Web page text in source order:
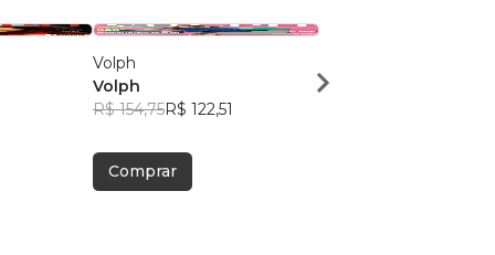
Volph
Volph
R$ 154,75R$ 122,51
Comprar
Volph